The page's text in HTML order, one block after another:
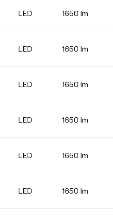
LED 1650 lm
LED 1650 lm
LED 1650 lm
LED 1650 lm
LED 1650 lm
LED 1650 lm